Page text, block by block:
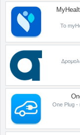
Το
One Plug -